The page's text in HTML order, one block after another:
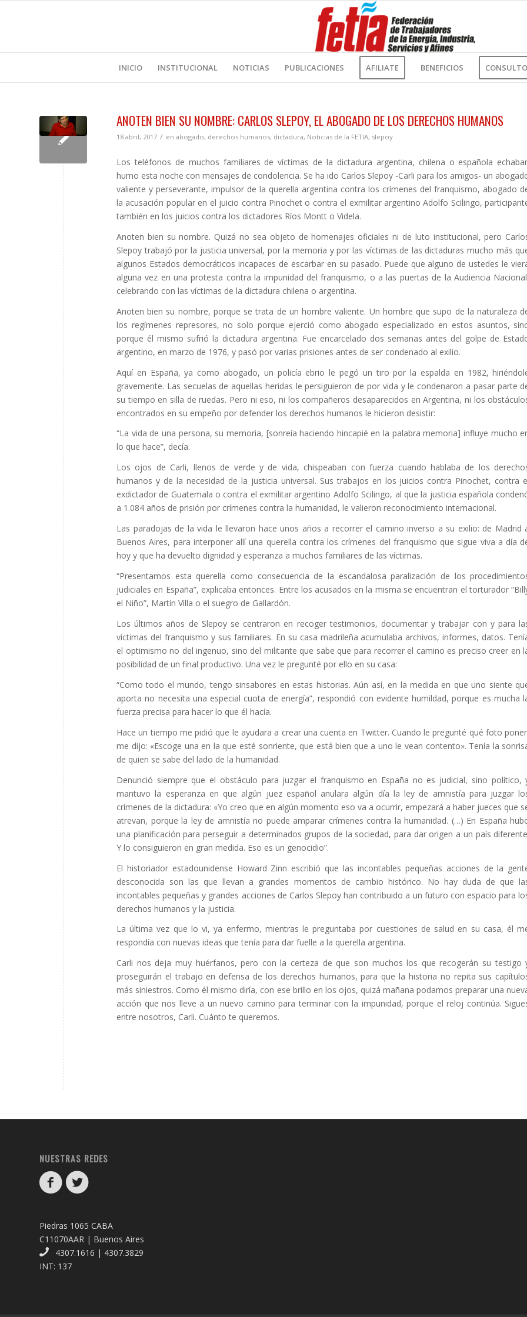
INICIO INSTITUCIONAL NOTICIAS PUBLICACIONES AFILIATE BENEFICIOS
ANOTEN BIEN SU NOMBRE: CARLOS SLEPOY, EL ABOGADO DE LOS DERECHOS HUMANOS
18 abril, 2017 / en abogado, derechos humanos, dictadura, Noticias de la FETIA, slepoy
Los teléfonos de muchos familiares de víctimas de la dictadura argentina, chilena o española
humo esta noche con mensajes de condolencia. Se ha ido Carlos Slepoy -Carli para los amigos- un
valiente y perseverante, impulsor de la querella argentina contra los crímenes del franquismo, abogado
la acusación popular en el juicio contra Pinochet o contra el exmilitar argentino Adolfo Scilingo,
también en los juicios contra los dictadores Ríos Montt o Videla.
Anoten bien su nombre. Quizá no sea objeto de homenajes oficiales ni de luto institucional, pero
Slepoy trabajó por la justicia universal, por la memoria y por las víctimas de las dictaduras mucho más
algunos Estados democráticos incapaces de escarbar en su pasado. Puede que alguno de ustedes le
alguna vez en una protesta contra la impunidad del franquismo, o a las puertas de la Audiencia
celebrando con las víctimas de la dictadura chilena o argentina.
Anoten bien su nombre, porque se trata de un hombre valiente. Un hombre que supo de la naturaleza
los regímenes represores, no solo porque ejerció como abogado especializado en estos asuntos,
porque él mismo sufrió la dictadura argentina. Fue encarcelado dos semanas antes del golpe de
argentino, en marzo de 1976, y pasó por varias prisiones antes de ser condenado al exilio.
Aquí en España, ya como abogado, un policía ebrio le pegó un tiro por la espalda en 1982,
gravemente. Las secuelas de aquellas heridas le persiguieron de por vida y le condenaron a pasar parte
su tiempo en silla de ruedas. Pero ni eso, ni los compañeros desaparecidos en Argentina, ni los
encontrados en su empeño por defender los derechos humanos le hicieron desistir:
“La vida de una persona, su memoria, [sonreía haciendo hincapié en la palabra memoria] influye mucho
lo que hace”, decía.
Los ojos de Carli, llenos de verde y de vida, chispeaban con fuerza cuando hablaba de los
humanos y de la necesidad de la justicia universal. Sus trabajos en los juicios contra Pinochet, contra
exdictador de Guatemala o contra el exmilitar argentino Adolfo Scilingo, al que la justicia española
a 1.084 años de prisión por crímenes contra la humanidad, le valieron reconocimiento internacional.
Las paradojas de la vida le llevaron hace unos años a recorrer el camino inverso a su exilio: de Madrid
Buenos Aires, para interponer allí una querella contra los crímenes del franquismo que sigue viva a día
hoy y que ha devuelto dignidad y esperanza a muchos familiares de las víctimas.
“Presentamos esta querella como consecuencia de la escandalosa paralización de los
judiciales en España”, explicaba entonces. Entre los acusados en la misma se encuentran el torturador
el Niño”, Martín Villa o el suegro de Gallardón.
Los últimos años de Slepoy se centraron en recoger testimonios, documentar y trabajar con y para
víctimas del franquismo y sus familiares. En su casa madrileña acumulaba archivos, informes, datos.
el optimismo no del ingenuo, sino del militante que sabe que para recorrer el camino es preciso creer en
posibilidad de un final productivo. Una vez le pregunté por ello en su casa:
“Como todo el mundo, tengo sinsabores en estas historias. Aún así, en la medida en que uno siente
aporta no necesita una especial cuota de energía”, respondió con evidente humildad, porque es mucha
fuerza precisa para hacer lo que él hacía.
Hace un tiempo me pidió que le ayudara a crear una cuenta en Twitter. Cuando le pregunté qué foto
me dijo: «Escoge una en la que esté sonriente, que está bien que a uno le vean contento». Tenía la
de quien se sabe del lado de la humanidad.
Denunció siempre que el obstáculo para juzgar el franquismo en España no es judicial, sino político,
mantuvo la esperanza en que algún juez español anulara algún día la ley de amnistía para juzgar
crímenes de la dictadura: «Yo creo que en algún momento eso va a ocurrir, empezará a haber jueces que
atrevan, porque la ley de amnistía no puede amparar crímenes contra la humanidad. (…) En España
una planificación para perseguir a determinados grupos de la sociedad, para dar origen a un país
Y lo consiguieron en gran medida. Eso es un genocidio”.
El historiador estadounidense Howard Zinn escribió que las incontables pequeñas acciones de la
desconocida son las que llevan a grandes momentos de cambio histórico. No hay duda de que
incontables pequeñas y grandes acciones de Carlos Slepoy han contribuido a un futuro con espacio para
derechos humanos y la justicia.
La última vez que lo vi, ya enfermo, mientras le preguntaba por cuestiones de salud en su casa, él
respondía con nuevas ideas que tenía para dar fuelle a la querella argentina.
Carli nos deja muy huérfanos, pero con la certeza de que son muchos los que recogerán su testigo
proseguirán el trabajo en defensa de los derechos humanos, para que la historia no repita sus
más siniestros. Como él mismo diría, con ese brillo en los ojos, quizá mañana podamos preparar una
acción que nos lleve a un nuevo camino para terminar con la impunidad, porque el reloj continúa.
entre nosotros, Carli. Cuánto te queremos.
NUESTRAS REDES
Piedras 1065 CABA
C11070AAR | Buenos Aires
4307.1616 | 4307.3829
INT: 137